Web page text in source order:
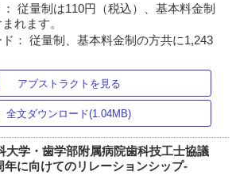
従量制は110円（税込）、基本料金制
れます。
： 従量制、基本料金制の方共に1,243
アブストラクトを見る
全文ダウンロード(1.04MB)
大学・歯学部附属病院歯科技工士協議
年に向けてのリレーションシップ-